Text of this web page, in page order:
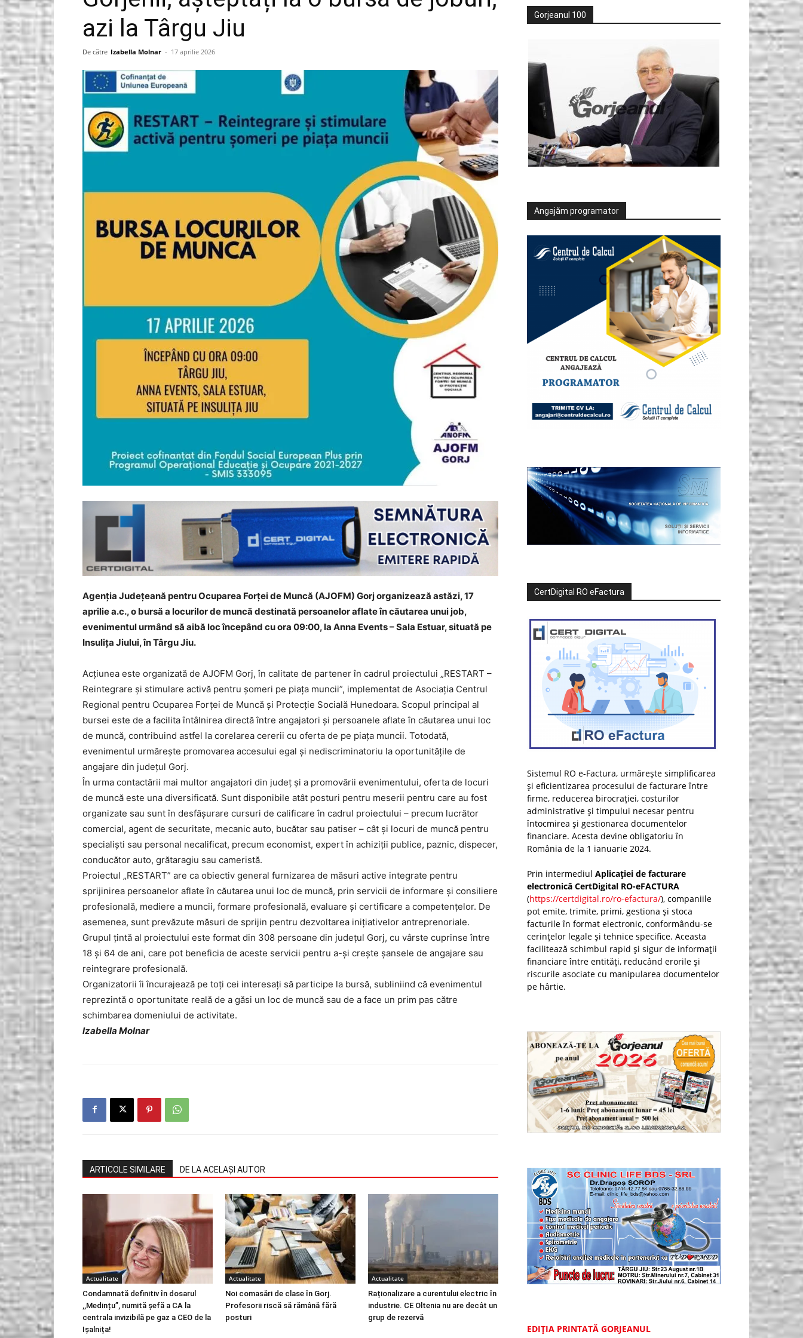
Gorjeanul.ro
azi la Târgu Jiu
De către Izabella Molnar - 17 aprilie 2026
Agenția Județeană pentru Ocuparea Forței de Muncă (AJOFM) Gorj organizează astăzi, 17
aprilie a.c., o bursă a locurilor de muncă destinată persoanelor aflate în căutarea unui job,
evenimentul urmând să aibă loc începând cu ora 09:00, la Anna Events – Sala Estuar, situată pe
Insulița Jiului, în Târgu Jiu.
Acțiunea este organizată de AJOFM Gorj, în calitate de partener în cadrul proiectului „RESTART –
Reintegrare și stimulare activă pentru șomeri pe piața muncii”, implementat de Asociația Centrul
Regional pentru Ocuparea Forței de Muncă și Protecție Socială Hunedoara. Scopul principal al
bursei este de a facilita întâlnirea directă între angajatori și persoanele aflate în căutarea unui loc
de muncă, contribuind astfel la corelarea cererii cu oferta de pe piața muncii. Totodată,
evenimentul urmărește promovarea accesului egal și nediscriminatoriu la oportunitățile de
angajare din județul Gorj.
În urma contactării mai multor angajatori din județ și a promovării evenimentului, oferta de locuri
de muncă este una diversificată. Sunt disponibile atât posturi pentru meserii pentru care au fost
organizate sau sunt în desfășurare cursuri de calificare în cadrul proiectului – precum lucrător
comercial, agent de securitate, mecanic auto, bucătar sau patiser – cât și locuri de muncă pentru
specialiști sau personal necalificat, precum economist, expert în achiziții publice, paznic, dispecer,
conducător auto, grătaragiu sau cameristă.
Proiectul „RESTART” are ca obiectiv general furnizarea de măsuri active integrate pentru
sprijinirea persoanelor aflate în căutarea unui loc de muncă, prin servicii de informare și consiliere
profesională, mediere a muncii, formare profesională, evaluare și certificare a competențelor. De
asemenea, sunt prevăzute măsuri de sprijin pentru dezvoltarea inițiativelor antreprenoriale.
Grupul țintă al proiectului este format din 308 persoane din județul Gorj, cu vârste cuprinse între
18 și 64 de ani, care pot beneficia de aceste servicii pentru a-și crește șansele de angajare sau
reintegrare profesională.
Organizatorii îi încurajează pe toți cei interesați să participe la bursă, subliniind că evenimentul
reprezintă o oportunitate reală de a găsi un loc de muncă sau de a face un prim pas către
schimbarea domeniului de activitate.
Izabella Molnar
ARTICOLE SIMILARE DE LA ACELAȘI AUTOR
Actualitate
Condamnată definitiv în dosarul
,,Medințu”, numită șefă a CA la
centrala invizibilă pe gaz a CEO de la
Ișalnița!
Actualitate
Noi comasări de clase în Gorj.
Profesorii riscă să rămână fără
posturi
Actualitate
Raționalizare a curentului electric în
industrie. CE Oltenia nu are decât un
grup de rezervă
Gorjeanul 100
Angajăm programator
CertDigital RO eFactura
Sistemul RO e-Factura, urmărește simplificarea
și eficientizarea procesului de facturare între
firme, reducerea birocrației, costurilor
administrative și timpului necesar pentru
întocmirea și gestionarea documentelor
financiare. Acesta devine obligatoriu în
România de la 1 ianuarie 2024.
Prin intermediul Aplicației de facturare
electronică CertDigital RO-eFACTURA
(https://certdigital.ro/ro-efactura/), companiile
pot emite, trimite, primi, gestiona și stoca
facturile în format electronic, conformându-se
cerințelor legale și tehnice specifice. Aceasta
facilitează schimbul rapid și sigur de informații
financiare între entități, reducând erorile și
riscurile asociate cu manipularea documentelor
pe hârtie.
EDIȚIA PRINTATĂ GORJEANUL